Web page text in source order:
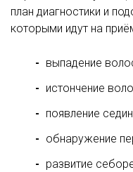
план диагностики и
которыми идут на
выпадение
истончение
появление
обнаружение
развитие